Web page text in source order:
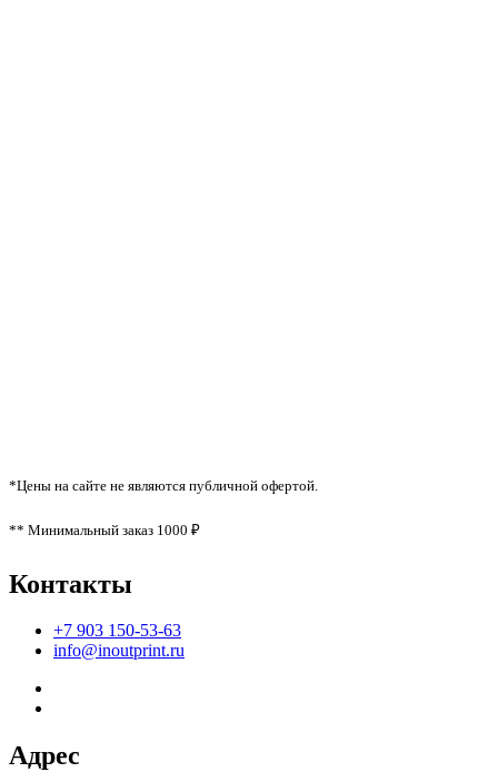
*Цены на сайте не являются публичной офертой.
** Минимальный заказ 1000 ₽
Контакты
+7 903 150-53-63
info@inoutprint.ru
Адрес